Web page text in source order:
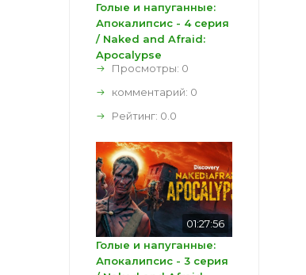
Голые и напуганные:
Апокалипсис - 4 серия
/ Naked and Afraid:
Apocalypse
Просмотры: 0
комментарий: 0
Рейтинг: 0.0
01:27:56
Голые и напуганные:
Апокалипсис - 3 серия